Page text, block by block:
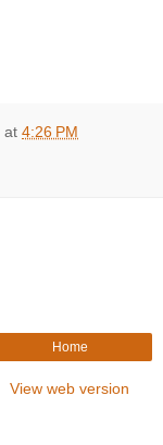
at 4:26 PM
Home
View web version